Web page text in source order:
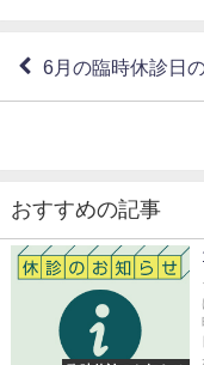
6月の臨時休診日
おすすめの記事